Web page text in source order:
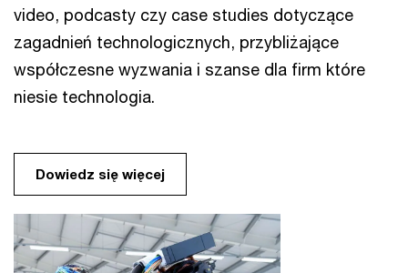
video, podcasty czy case studies dotyczące
zagadnień technologicznych, przybliżające
współczesne wyzwania i szanse dla firm które
niesie technologia.
Dowiedz się więcej